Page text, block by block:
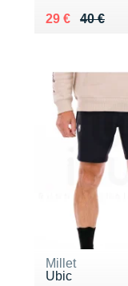
40 €
Au lieu de 40 €
29 €
Vendu 29 €
Millet
Ubic